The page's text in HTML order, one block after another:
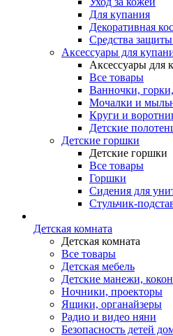
Для купания
Декоративная
Средства
Аксессуары для
Аксессуары для
Все товары
Ванночки,
Мочалки и
Круги и
Детские
Детские горшки
Детские горшки
Все товары
Горшки
Сидения для
Стульчик-
Детская комната
Детская комната
Все товары
Детская мебель
Детские манежи,
Ночники, проекторы
Ящики, органайзеры
Радио и видео няни
Безопасность детей